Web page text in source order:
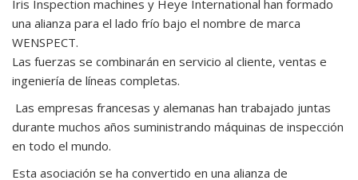
Iris Inspection machines y Heye International han formado
una alianza para el lado frío bajo el nombre de marca
WENSPECT.
Las fuerzas se combinarán en servicio al cliente, ventas e
ingeniería de líneas completas.
Las empresas francesas y alemanas han trabajado juntas
durante muchos años suministrando máquinas de inspección
en todo el mundo.
Esta asociación se ha convertido en una alianza de